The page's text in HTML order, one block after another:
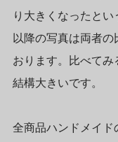
り大きくなったとい
以降の写真は両者の
おります。比べてみ
結構大きいです。
全商品ハンドメイド